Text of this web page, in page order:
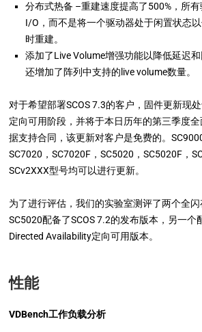
分布式热备 –重建速度提高了500%，所
I/O，而不是将一个驱动器处于闲置状态
时重建。
添加了Live Volume增强功能以降低延迟
还增加了阵列中支持的live volume数量。
对于希望部署SCOS 7.3的客户，固件更新现
定向可用阶段，并将于本日历年的第三季度
据支持合同，该更新对客户是免费的。
SC7020，SC7020F，SC5020，SC5020F，
SCv2XXX型号均可以进行更新。
为了进行评估，我们的实验室测评了两个全
SC5020配备了SCOS 7.2的发布版本，另一个
Directed Availability定向可用版本。
性能
VDBench工作负载分析